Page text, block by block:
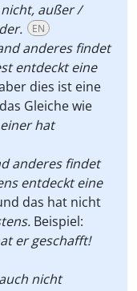
außer /
EN
anderes findet
entdeckt eine
dies ist eine
Gleiche wie
hat
anderes findet
entdeckt eine
das hat nicht
Beispiel:
er geschafft!
nicht